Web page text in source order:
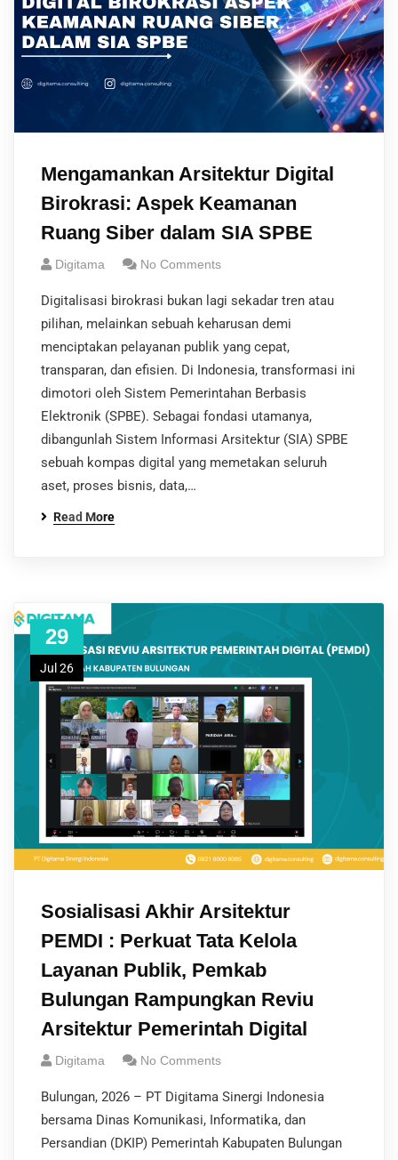
Mengamankan Arsitektur Digital
Birokrasi: Aspek Keamanan
Ruang Siber dalam SIA SPBE
Digitama No Comments
Digitalisasi birokrasi bukan lagi sekadar tren atau
pilihan, melainkan sebuah keharusan demi
menciptakan pelayanan publik yang cepat,
transparan, dan efisien. Di Indonesia, transformasi ini
dimotori oleh Sistem Pemerintahan Berbasis
Elektronik (SPBE). Sebagai fondasi utamanya,
dibangunlah Sistem Informasi Arsitektur (SIA) SPBE
sebuah kompas digital yang memetakan seluruh
aset, proses bisnis, data,…
Read More
29
Jul 26
Sosialisasi Akhir Arsitektur
PEMDI : Perkuat Tata Kelola
Layanan Publik, Pemkab
Bulungan Rampungkan Reviu
Arsitektur Pemerintah Digital
Digitama No Comments
Bulungan, 2026 – PT Digitama Sinergi Indonesia
bersama Dinas Komunikasi, Informatika, dan
Persandian (DKIP) Pemerintah Kabupaten Bulungan